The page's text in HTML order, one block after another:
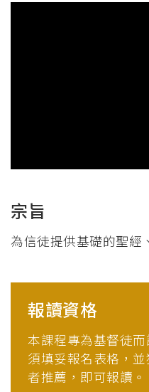
宗旨
為信徒提供基礎的聖經
報讀資格
本課程專為基督徒
須填妥報名表格，
者推薦，即可報讀。